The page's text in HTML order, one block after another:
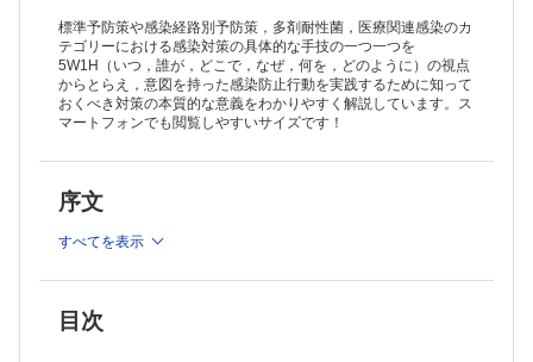
標準予防策や感染経路別予防策，多剤耐性菌，医療関連感染のカ
テゴリーにおける感染対策の具体的な手技の一つ一つを
5W1H（いつ，誰が，どこで，なぜ，何を，どのように）の視点
からとらえ，意図を持った感染防止行動を実践するために知って
おくべき対策の本質的な意義をわかりやすく解説しています。ス
マートフォンでも閲覧しやすいサイズです！
序文
すべてを表示
目次